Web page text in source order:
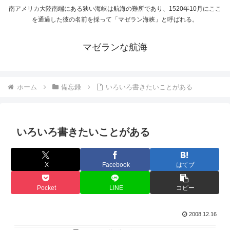
南アメリカ大陸南端にある狭い海峡は航海の難所であり、1520年10月にここ
を通過した彼の名前を採って「マゼラン海峡」と呼ばれる。
マゼランな航海
ホーム 備忘録 いろいろ書きたいことがある
いろいろ書きたいことがある
X Facebook はてブ
Pocket LINE コピー
2008.12.16